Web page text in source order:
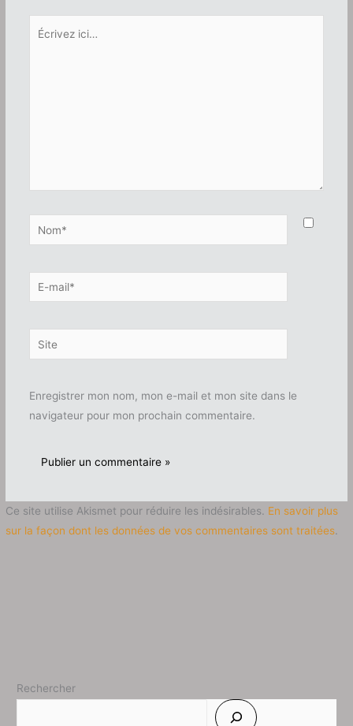
Écrivez
Nom*
E-
mail*
Site
Enregistrer mon nom, mon e-mail et mon site dans le
navigateur pour mon prochain commentaire.
Ce site utilise Akismet pour réduire les indésirables. En savoir plus
sur la façon dont les données de vos commentaires sont traitées
Rechercher